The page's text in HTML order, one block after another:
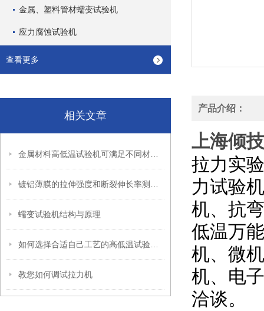
金属、塑料管材蠕变试验机
应力腐蚀试验机
查看更多
相关文章
蠕变试验机结构与原理
教您如何调试拉力机
产品介绍：
上海倾
拉力实
力试验
机、抗
低温万
机、微
机、电
洽谈。